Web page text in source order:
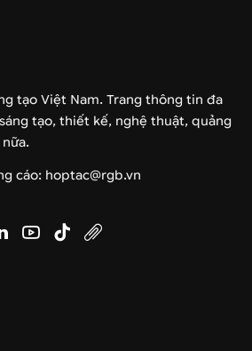
tạo Việt Nam. Trang thông tin đa
tạo, thiết kế, nghệ thuật, quảng
cáo: hoptac@rgb.vn